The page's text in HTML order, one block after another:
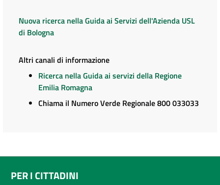
Nuova ricerca nella Guida ai Servizi dell'Azienda USL
di Bologna
Altri canali di informazione
Ricerca nella Guida ai servizi della Regione
Emilia Romagna
Chiama il Numero Verde Regionale 800 033033
PER I CITTADINI